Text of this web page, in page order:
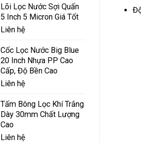
Lõi Lọc Nước Sợi Quấn
5 Inch 5 Micron Giá Tốt
Liên hệ
Cốc Lọc Nước Big Blue
20 Inch Nhựa PP Cao
Cấp, Độ Bền Cao
Liên hệ
Tấm Bông Lọc Khí Trắng
Dày 30mm Chất Lượng
Cao
Liên hệ